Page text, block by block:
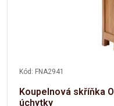
Kód: FNA2941
Koupelnová skříňka
úchytky